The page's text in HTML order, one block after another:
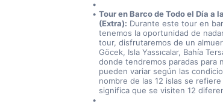
Tour en Barco de Todo el Día a
(Extra): Durante este tour en
tenemos la oportunidad de
tour, disfrutaremos de un
Göcek, Isla Yassıcalar, Bahía
donde tendremos paradas para
pueden variar según las
nombre de las 12 islas se
significa que se visiten 12